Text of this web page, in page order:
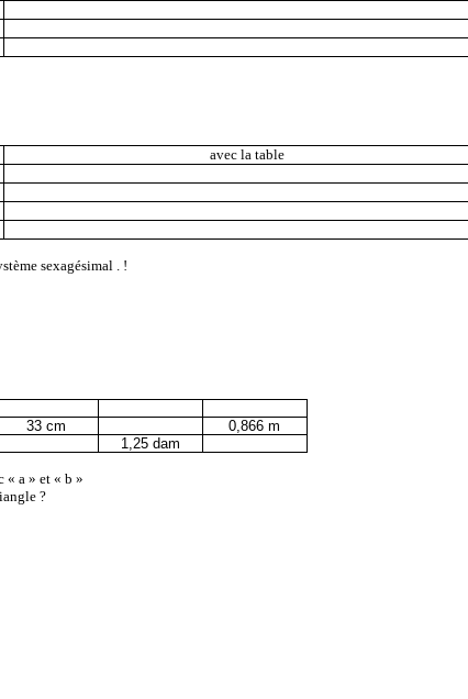
avec la table
sexagésimal . !
33 cm
0,866 m
1,25 dam
« a » et « b »
?